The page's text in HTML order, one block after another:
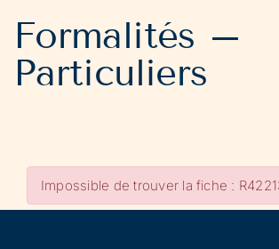
Formalités –
Particuliers
Impossible de trouver la fiche :